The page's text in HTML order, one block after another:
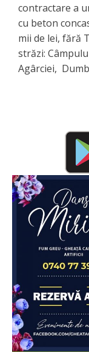
contractare a
cu beton
mii de lei, fără
străzi:
Agârciei,